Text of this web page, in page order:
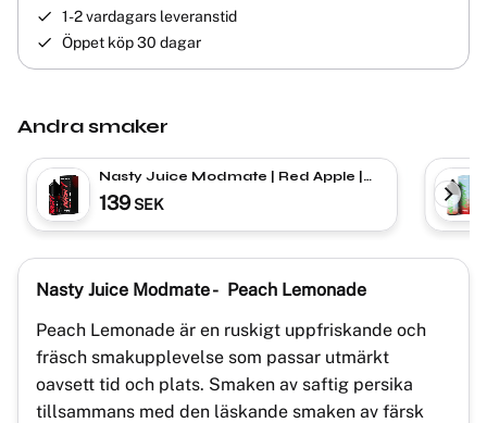
1-2 vardagars leveranstid
Öppet köp 30 dagar
Andra smaker
Nasty Juice Modmate | Red Apple |
Shortfill
139 SEK
Nasty Juice Modmate - Peach Lemonade
Peach Lemonade är en ruskigt uppfriskande och
fräsch smakupplevelse som passar utmärkt
oavsett tid och plats. Smaken av saftig persika
tillsammans med den läskande smaken av färsk